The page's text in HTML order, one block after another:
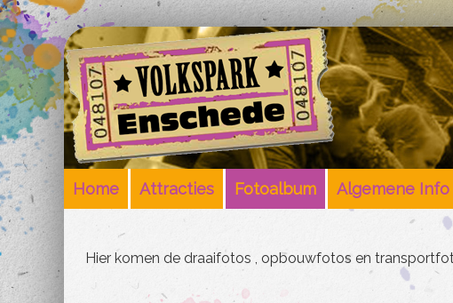
Home Attracties Fotoalbum Algemene Info
Hier komen de draaifotos , opbouwfotos en